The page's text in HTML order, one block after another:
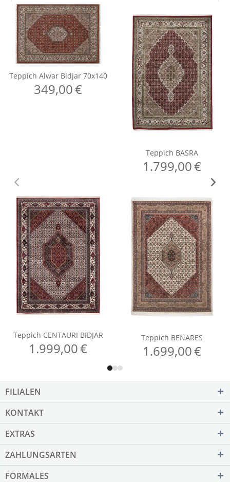
FILIALEN
KONTAKT
EXTRAS
ZAHLUNGSARTEN
FORMALES